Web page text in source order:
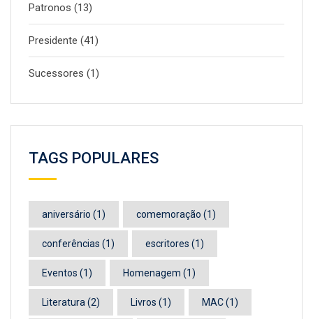
Patronos (13)
Presidente (41)
Sucessores (1)
TAGS POPULARES
aniversário (1) comemoração (1)
conferências (1) escritores (1)
Eventos (1) Homenagem (1)
Literatura (2) Livros (1) MAC(1)